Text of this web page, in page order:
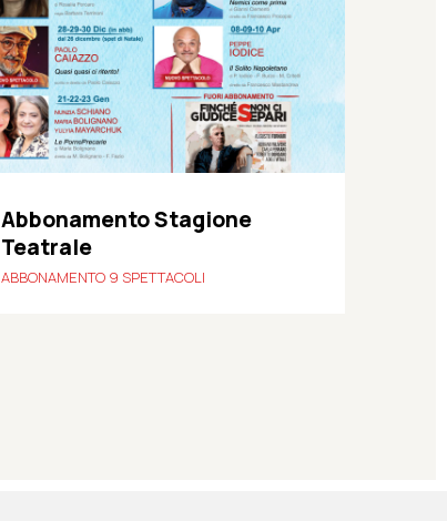
Abbonamento Stagione
Teatrale
ABBONAMENTO 9 SPETTACOLI